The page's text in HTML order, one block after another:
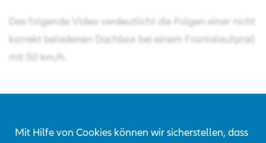
Mit Hilfe von Cookies können wir sicherstellen, dass
Das folgende Video verdeutlicht die Folgen einer nicht
korrekt beladenen Dachbox bei einem Frontalaufprall
mit 50 km/h.
Externes Video